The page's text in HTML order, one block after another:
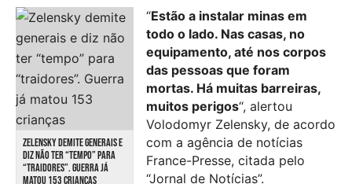
ZELENSKY DEMITE GENERAIS E
DIZ NÃO TER “TEMPO” PARA
“TRAIDORES”. GUERRA JÁ
MATOU 153 CRIANÇAS
“Estão a instalar minas em
todo o lado. Nas casas, no
equipamento, até nos corpos
das pessoas que foram
mortas. Há muitas barreiras,
muitos perigos“, alertou
Volodomyr Zelensky, de acordo
com a agência de notícias
France-Presse, citada pelo
“Jornal de Notícias”.